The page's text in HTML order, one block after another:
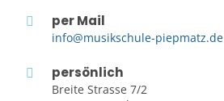
per Mail
info@musikschule-piepmatz.de
persönlich
Breite Strasse 7/2